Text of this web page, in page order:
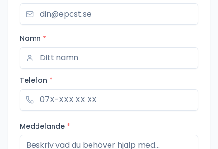
Namn *
Telefon *
Meddelande *